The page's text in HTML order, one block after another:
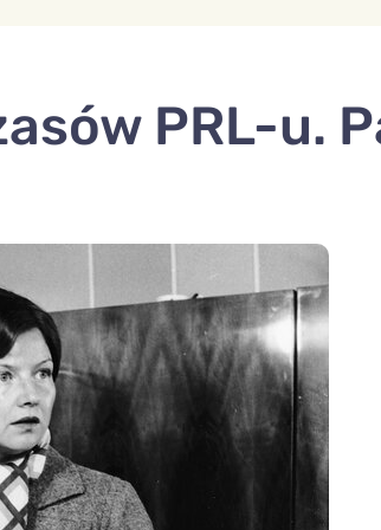
PRL-u.